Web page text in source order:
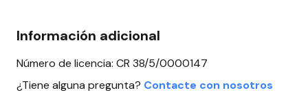
Información adicional
Número de licencia: CR 38/5/0000147
¿Tiene alguna pregunta? Contacte con nosotros